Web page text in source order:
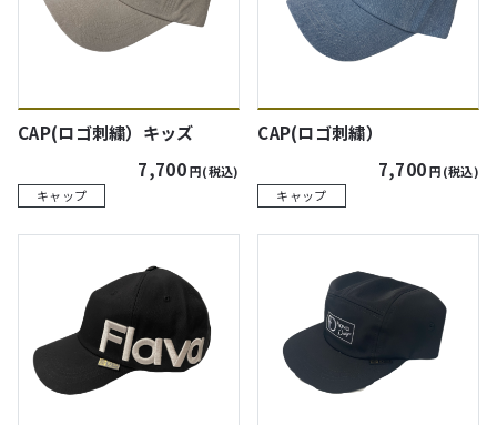
CAP(ロゴ刺繍）キッズ
7,700円(税込)
キャップ
CAP(ロゴ刺繍）
7,700円(税込)
キャップ